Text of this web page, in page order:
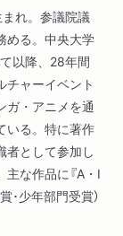
れ。参議院議
める。中央大学
以降、28年間
チャーイベント
ガ・アニメを通
いる。特に著作
者として参加し
な作品に『A・I
･少年部門受賞）